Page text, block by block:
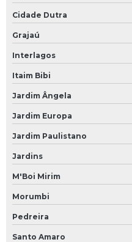
Cidade Dutra
Grajaú
Interlagos
Itaim Bibi
Jardim Ângela
Jardim Europa
Jardim Paulistano
Jardins
M'Boi Mirim
Morumbi
Pedreira
Santo Amaro